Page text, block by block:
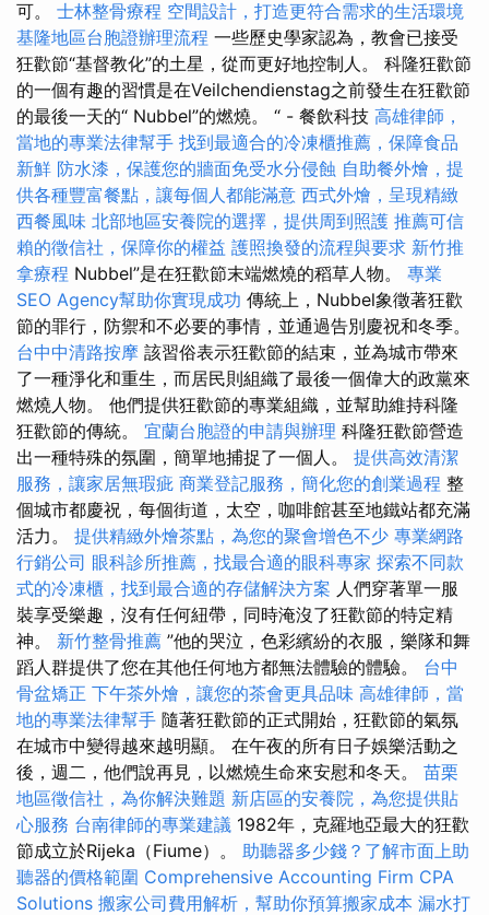
可。 士林整骨療程 空間設計，打造更符合需求的生活環境
基隆地區台胞證辦理流程 一些歷史學家認為，教會已接受
狂歡節“基督教化”的土星，從而更好地控制人。 科隆狂歡節
的一個有趣的習慣是在Veilchendienstag之前發生在狂歡節
的最後一天的“ Nubbel”的燃燒。 “ - 餐飲科技 高雄律師，
當地的專業法律幫手 找到最適合的冷凍櫃推薦，保障食品
新鮮 防水漆，保護您的牆面免受水分侵蝕 自助餐外燴，提
供各種豐富餐點，讓每個人都能滿意 西式外燴，呈現精緻
西餐風味 北部地區安養院的選擇，提供周到照護 推薦可信
賴的徵信社，保障你的權益 護照換發的流程與要求 新竹推
拿療程 Nubbel”是在狂歡節末端燃燒的稻草人物。 專業
SEO Agency幫助你實現成功 傳統上，Nubbel象徵著狂歡
節的罪行，防禦和不必要的事情，並通過告別慶祝和冬季。
台中中清路按摩 該習俗表示狂歡節的結束，並為城市帶來
了一種淨化和重生，而居民則組織了最後一個偉大的政黨來
燃燒人物。 他們提供狂歡節的專業組織，並幫助維持科隆
狂歡節的傳統。 宜蘭台胞證的申請與辦理 科隆狂歡節營造
出一種特殊的氛圍，簡單地捕捉了一個人。 提供高效清潔
服務，讓家居無瑕疵 商業登記服務，簡化您的創業過程 整
個城市都慶祝，每個街道，太空，咖啡館甚至地鐵站都充滿
活力。 提供精緻外燴茶點，為您的聚會增色不少 專業網路
行銷公司 眼科診所推薦，找最合適的眼科專家 探索不同款
式的冷凍櫃，找到最合適的存儲解決方案 人們穿著單一服
裝享受樂趣，沒有任何紐帶，同時淹沒了狂歡節的特定精
神。 新竹整骨推薦 ”他的哭泣，色彩繽紛的衣服，樂隊和舞
蹈人群提供了您在其他任何地方都無法體驗的體驗。 台中
骨盆矯正 下午茶外燴，讓您的茶會更具品味 高雄律師，當
地的專業法律幫手 隨著狂歡節的正式開始，狂​​歡節的氣氛
在城市中變得越來越明顯。 在午夜的所有日子娛樂活動之
後，週二，他們說再見，以燃燒生命來安慰和冬天。 苗栗
地區徵信社，為你解決難題 新店區的安養院，為您提供貼
心服務 台南律師的專業建議 1982年，克羅地亞最大的狂歡
節成立於Rijeka（Fiume）。 助聽器多少錢？了解市面上助
聽器的價格範圍 Comprehensive Accounting Firm CPA
Solutions 搬家公司費用解析，幫助你預算搬家成本 漏水打